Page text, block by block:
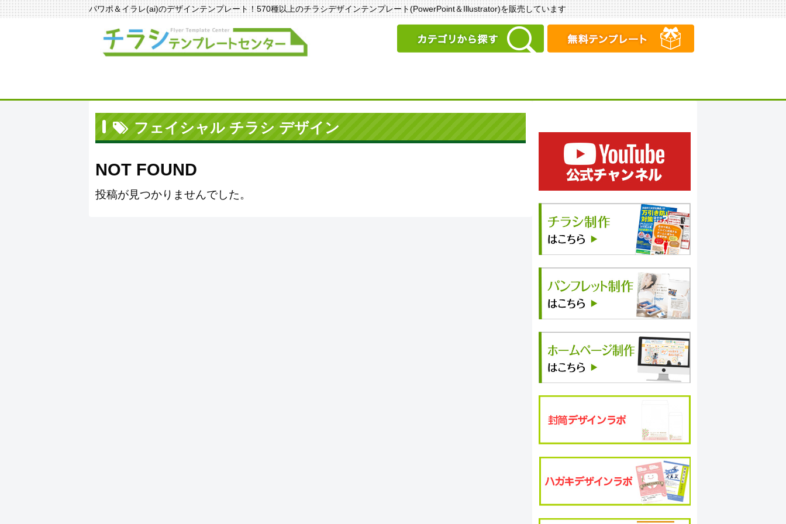
パワポ＆イラレ(ai)のデザインテンプレート！570種以上のチラシデザインテンプレート(PowerPoint＆Illustrator)を販売しています
フェイシャル チラシ デザイン
NOT FOUND
投稿が見つかりませんでした。